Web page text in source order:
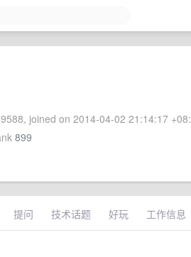
joined on 2014-04-02 21:14:17
899
提问 技术话题 好玩 工作信息